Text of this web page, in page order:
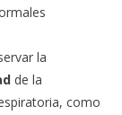
la
de la
como